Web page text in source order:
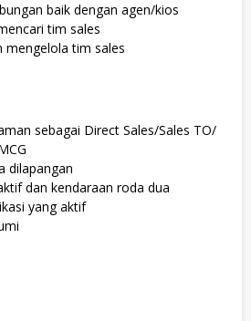
baik dengan agen/kios
tim sales
mengelola tim sales
sebagai Direct Sales/Sales TO/
dilapangan
dan kendaraan roda dua
yang aktif